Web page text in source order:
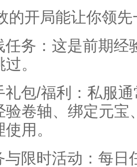
的开局能让你领先
任务：这是前期经
。
礼包/福利：私服
验卷轴、绑定元宝
用。
与限时活动：每